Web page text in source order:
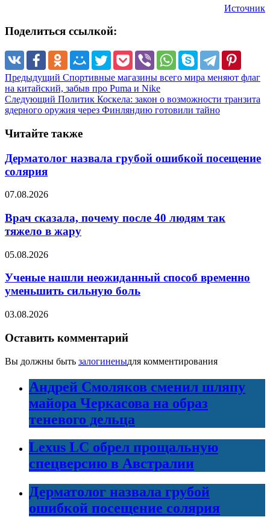
Источник
Поделиться ссылкой:
Предыдущий Спортивные магазины всего мира меняют флаг
на китайский, забыв про Puma и Nike
Следующий Политик Коскела: закон о возможности транзита
ядерного оружия через Финляндию готовили тайно
Читайте также
Дерматолог назвала грубой ошибкой посещение
солярия
07.08.2026
Врач сказала, почему после 40 людям так
тяжело в жару
05.08.2026
Ученые нашли неожиданный способ временно
уменьшить сильную боль
03.08.2026
Оставить комментарий
Вы должны быть залогиненыдля комментирования
Андрей Смоляков сменил шляпу
майора Черкасова на образ
теневого дельца
Lexus LC обрел прощальную
спецверсию в Австралии
Дерматолог назвала грубой
ошибкой посещение солярия